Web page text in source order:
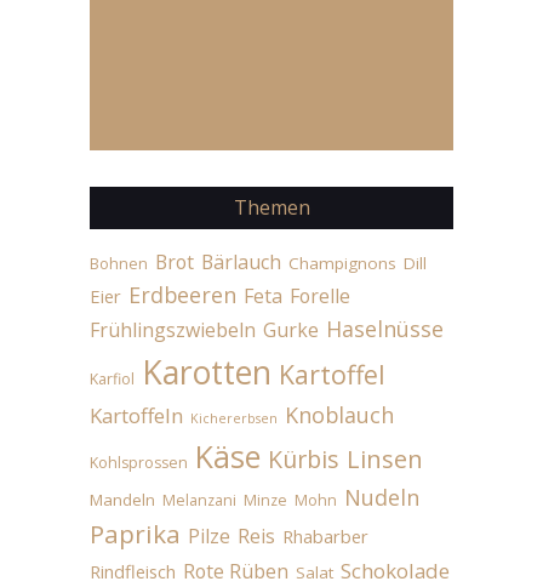
Themen
Bohnen Brot Bärlauch Champignons Dill
Eier Erdbeeren Feta Forelle
Frühlingszwiebeln Gurke Haselnüsse
Karfiol Karotten Kartoffel
Kartoffeln Kichererbsen Knoblauch
Kohlsprossen Käse Kürbis Linsen
Mandeln Melanzani Minze Mohn Nudeln
Paprika Pilze Reis Rhabarber
Rindfleisch Rote Rüben Salat Schokolade